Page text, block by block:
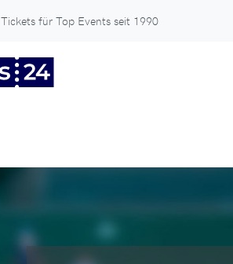
Tickets für Top Events seit 1990